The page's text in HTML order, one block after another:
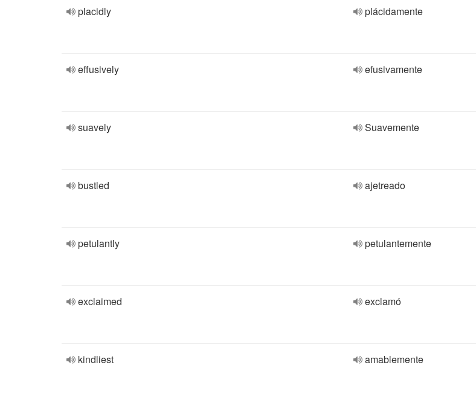
placidly plácidamente
effusively efusivamente
suavely Suavemente
bustled ajetreado
petulantly petulantemente
exclaimed exclamó
kindliest amablemente